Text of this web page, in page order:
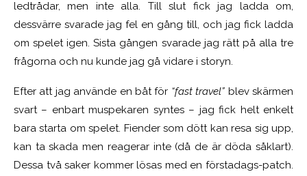
ledtrådar, men inte alla. Till slut fick jag ladda om,
dessvärre svarade jag fel en gång till, och jag fick ladda
om spelet igen. Sista gången svarade jag rätt på alla tre
frågorna och nu kunde jag gå vidare i storyn.
Efter att jag använde en båt för “fast travel” blev skärmen
svart – enbart muspekaren syntes – jag fick helt enkelt
bara starta om spelet. Fiender som dött kan resa sig upp,
kan ta skada men reagerar inte (då de är döda såklart).
Dessa två saker kommer lösas med en förstadags-patch.